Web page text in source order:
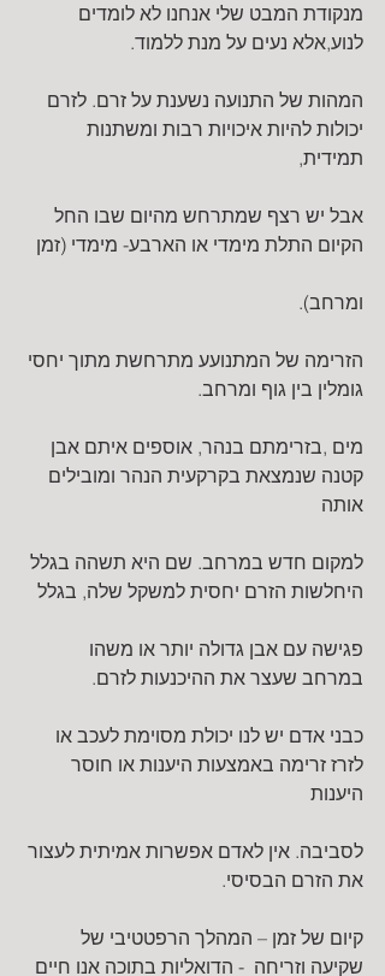
מנקודת המבט שלי אנחנו לא לומדים
לנוע,אלא נעים על מנת ללמוד.
המהות של התנועה נשענת על זרם. לזרם
יכולות להיות איכויות רבות ומשתנות
תמידית,
אבל יש רצף שמתרחש מהיום שבו החל
הקיום התלת מימדי או הארבע- מימדי (זמן
ומרחב).
הזרימה של המתנועע מתרחשת מתוך יחסי
גומלין בין גוף ומרחב.
מים ,בזרימתם בנהר, אוספים איתם אבן
קטנה שנמצאת בקרקעית הנהר ומובילים
אותה
למקום חדש במרחב. שם היא תשהה בגלל
היחלשות הזרם יחסית למשקל שלה, בגלל
פגישה עם אבן גדולה יותר או משהו
במרחב שעצר את ההיכנעות לזרם.
כבני אדם יש לנו יכולת מסוימת לעכב או
לזרז זרימה באמצעות היענות או חוסר
היענות
לסביבה. אין לאדם אפשרות אמיתית לעצור
את הזרם הבסיסי.
קיום של זמן – המהלך הרפטטיבי של
שקיעה וזריחה  - הדואליות בתוכה אנו חיים